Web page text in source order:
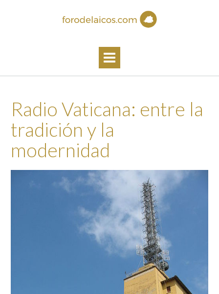
Radio Vaticana: entre la
tradición y la
modernidad